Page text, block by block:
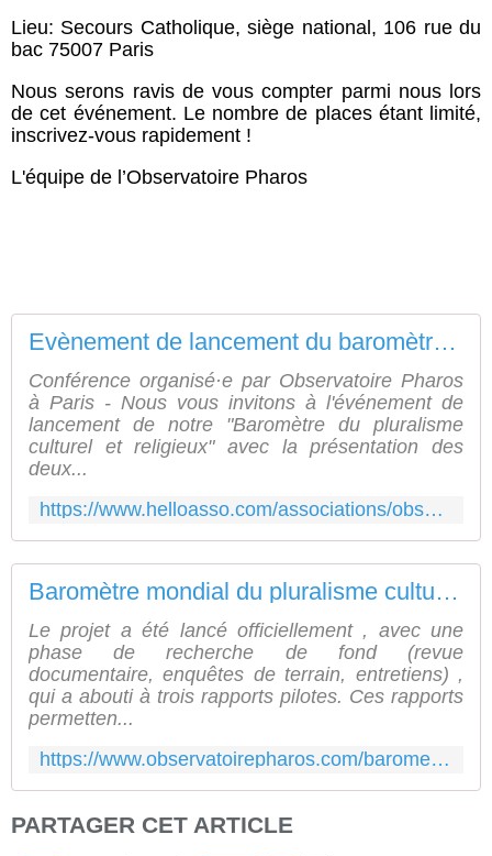
Lieu: Secours Catholique, siège national, 106 rue du
bac 75007 Paris
Nous serons ravis de vous compter parmi nous lors
de cet événement. Le nombre de places étant limité,
inscrivez-vous rapidement !
L'équipe de l’Observatoire Pharos
Evènement de lancement du baromètre du pluralisme culturel et religieux
Conférence organisé·e par Observatoire Pharos
à Paris - Nous vous invitons à l'événement de
lancement de notre "Baromètre du pluralisme
culturel et religieux" avec la présentation des
deux...
https://www.helloasso.com/associations/observatoire-pharos/evenements/journee-de-presentation-du-barometre-du-pluralisme-culturel
Baromètre mondial du pluralisme culturel et religieux - Observatoire Pharos
Le projet a été lancé officiellement , avec une
phase de recherche de fond (revue
documentaire, enquêtes de terrain, entretiens) ,
qui a abouti à trois rapports pilotes. Ces rapports
permetten...
https://www.observatoirepharos.com/barometre-mondial-du-pluralisme-culturel-et-religieux/
PARTAGER CET ARTICLE